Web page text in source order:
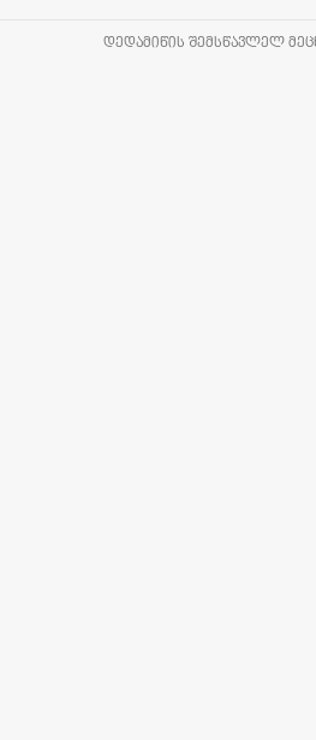
ᲓᲔᲓᲐᲛᲘᲬᲘᲡ ᲨᲔᲛᲡᲬᲐᲕᲚᲔᲚ